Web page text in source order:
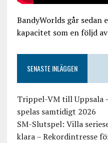
BandyWorlds går sedan
kapacitet som en följd
SENASTE INLÄGGEN
Trippel-VM till Uppsala
spelas samtidigt 2026
SM-Slutspel: Villa
klara – Rekordintresse